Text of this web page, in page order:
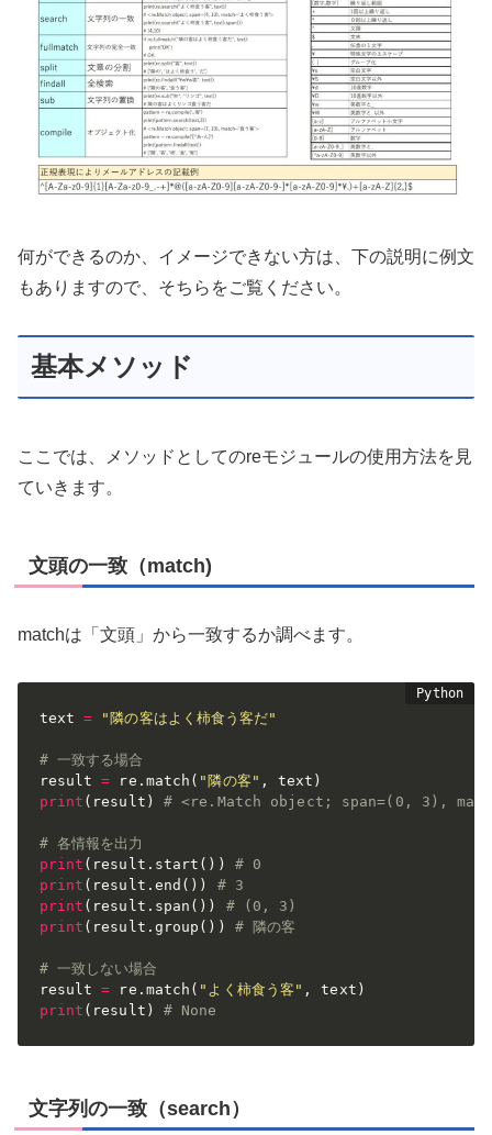
何ができるのか、イメージできない方は、下の説明に例文
もありますので、そちらをご覧ください。
基本メソッド
ここでは、メソッドとしてのreモジュールの使用方法を見
ていきます。
文頭の一致（match)
matchは「文頭」から一致するか調べます。
text = "隣の客はよく柿食う客だ"
# 一致する場合
result = re . match ( "隣の客" , text )
print ( result ) # <re.Match object; span=(0, 3),
# 各情報を出力
print ( result . start ( ) )
# 0
print ( result . end ( ) )
# 3
print ( result . span ( ) )
# (0, 3)
print ( result . group ( ) ) # 隣の客
# 一致しない場合
result = re . match ( "よく柿食う客" , text )
print ( result ) # None
文字列の一致（search）